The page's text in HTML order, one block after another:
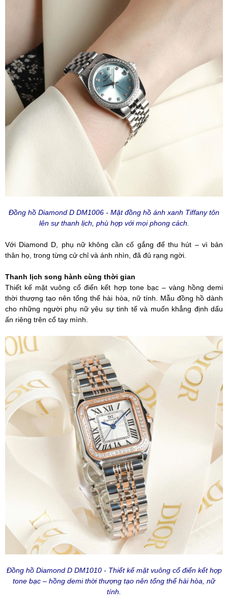
Đồng hồ Diamond D DM1006 - Mặt đồng hồ ánh xanh Tiffany tôn
lên sự thanh lịch, phù hợp với mọi phong cách.
Với Diamond D, phụ nữ không cần cố gắng để thu hút – vì bản
thân họ, trong từng cử chỉ và ánh nhìn, đã đủ rạng ngời.
Thanh lịch song hành cùng thời gian
Thiết kế mặt vuông cổ điển kết hợp tone bạc – vàng hồng demi
thời thượng tạo nên tổng thể hài hòa, nữ tính. Mẫu đồng hồ dành
cho những người phụ nữ yêu sự tinh tế và muốn khẳng định dấu
ấn riêng trên cổ tay mình.
Đồng hồ Diamond D DM1010 - Thiết kế mặt vuông cổ điển kết hợp
tone bạc – hồng demi thời thượng tạo nên tổng thể hài hòa, nữ
tính.